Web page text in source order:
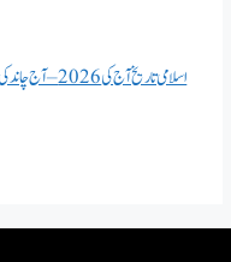
اسلامی تاریخ آج کی 2026 – آج چاند کی تاریخ 2026